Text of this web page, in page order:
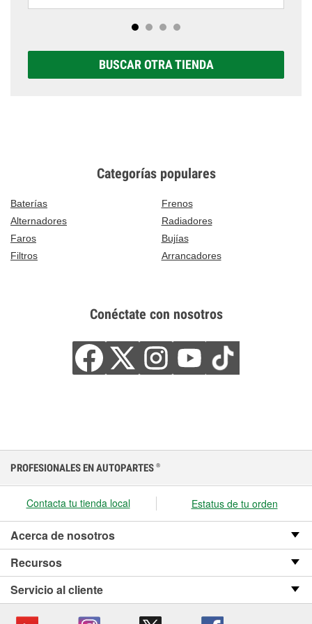
BUSCAR OTRA TIENDA
Categorías populares
Baterías
Frenos
Alternadores
Radiadores
Faros
Bujías
Filtros
Arrancadores
Conéctate con nosotros
PROFESIONALES EN AUTOPARTES ®
Contacta tu tienda local Estatus de tu orden
Acerca de nosotros
Recursos
Servicio al cliente